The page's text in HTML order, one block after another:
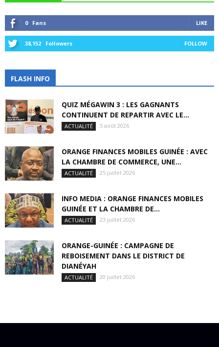
0 Fans LIKE
38,152 Followers FOLLOW
FLASH INFO
QUIZ MÉGAWIN 3 : LES GAGNANTS
CONTINUENT DE REPARTIR AVEC LE...
ACTUALITÉ 5 août 2026
ORANGE FINANCES MOBILES GUINÉE : AVEC
LA CHAMBRE DE COMMERCE, UNE...
ACTUALITÉ 25 juillet 2026
INFO MEDIA : ORANGE FINANCES MOBILES
GUINÉE ET LA CHAMBRE DE...
ACTUALITÉ 23 juillet 2026
ORANGE-GUINÉE : CAMPAGNE DE
REBOISEMENT DANS LE DISTRICT DE
DIANÉYAH
ACTUALITÉ 20 juillet 2026